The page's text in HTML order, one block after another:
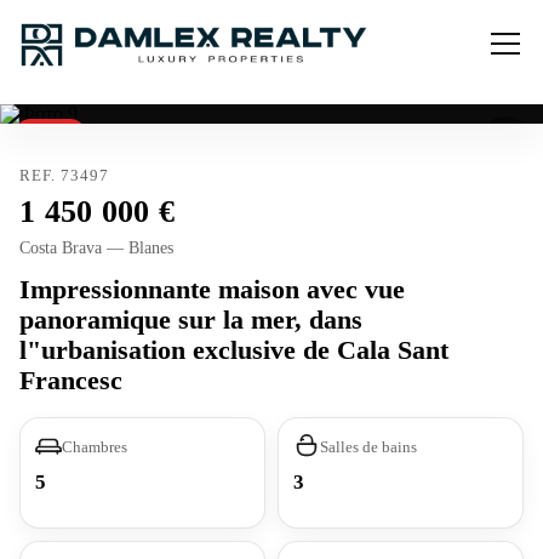
REF. 73497
1 450 000
Costa Brava — Blanes
Impressionnante maison avec vue
panoramique sur la mer, dans
l"urbanisation exclusive de Cala Sant
Francesc
Chambres
5
Salles de bains
3